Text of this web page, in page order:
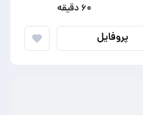
۶۰ دقیقه
پروفایل